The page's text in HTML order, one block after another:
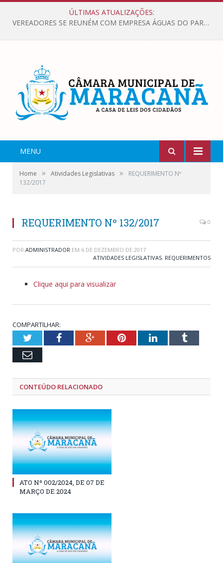
ÚLTIMAS ATUALIZAÇÕES:
VEREADORES SE REUNÉM COM EMPRESA ÁGUAS DO PARÁ, PARA APRESENTAR REIVINDICAÇÕES E MELHORIAS NA QUALIDADE DOS SERVIÇOS OFERECIDOS Á POPULAÇÃO.
MENU
Home » Atividades Legislativas »
REQUERIMENTO Nº
132/2017
REQUERIMENTO Nº 132/2017 0
POR ADMINISTRADOR EM 6 DE DEZEMBRO DE 2017
ATIVIDADES LEGISLATIVAS, REQUERIMENTOS
Clique aqui para visualizar
COMPARTILHAR:
TwitterFacebookGoogle+PinterestLinkedInTumblr
Email
CONTEÚDO RELACIONADO
ATO Nº 002/2024, DE 07 DE
MARÇO DE 2024